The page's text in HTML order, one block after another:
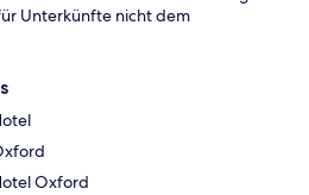
Unterkünfte nicht dem
Oxford